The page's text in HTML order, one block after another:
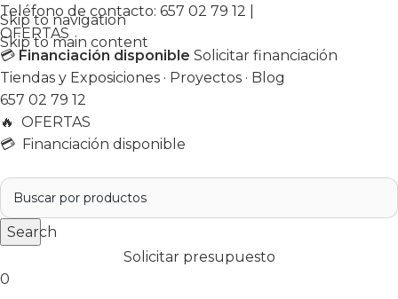
Skip to navigation
Skip to main content
Teléfono de contacto: 657 02 79 12
OFERTAS
💳 Financiación disponible Solicitar financiación
Tiendas y Exposiciones · Proyectos · Blog
657 02 79 12
🔥 OFERTAS
💳 Financiación disponible
Search
Solicitar presupuesto
0